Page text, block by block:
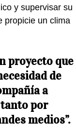
y supervisar su
propicie un clima
proyecto que
de
a
por
medios”.